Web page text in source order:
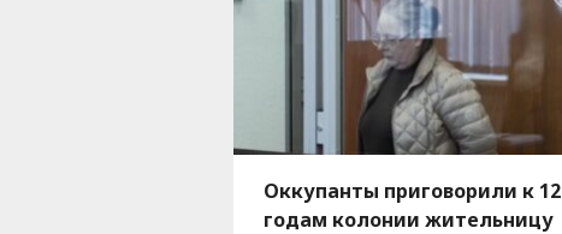
Оккупанты приговорили к 12
годам колонии жительницу